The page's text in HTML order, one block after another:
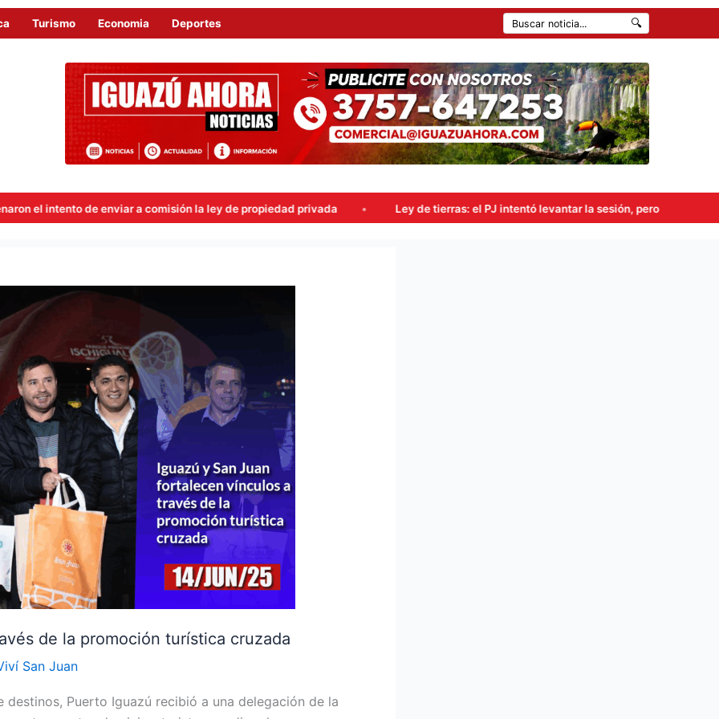
Turismo Economia Deportes 🔍
a comisión la ley de propiedad privada Ley de tierras: el PJ intentó levantar la sesión, pero el oficialismo obtuvo 38 votos
de la promoción turística cruzada
San Juan
Puerto Iguazú recibió a una delegación de la